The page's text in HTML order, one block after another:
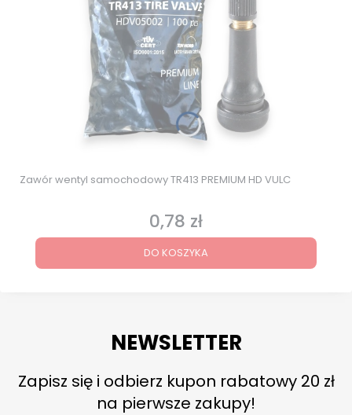
Zawór wentyl samochodowy TR413 PREMIUM HD VULC
Cena
0,78 zł
DO KOSZYKA
NEWSLETTER
Zapisz się i odbierz kupon rabatowy 20 zł
na pierwsze zakupy!